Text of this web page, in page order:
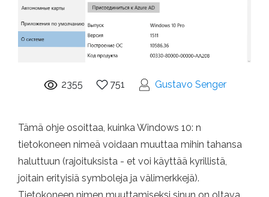
2355 751 Gustavo Senger
Tämä ohje osoittaa, kuinka Windows 10: n
tietokoneen nimeä voidaan muuttaa mihin tahansa
haluttuun (rajoituksista - et voi käyttää kyrillistä,
joitain erityisiä symboleja ja välimerkkejä).